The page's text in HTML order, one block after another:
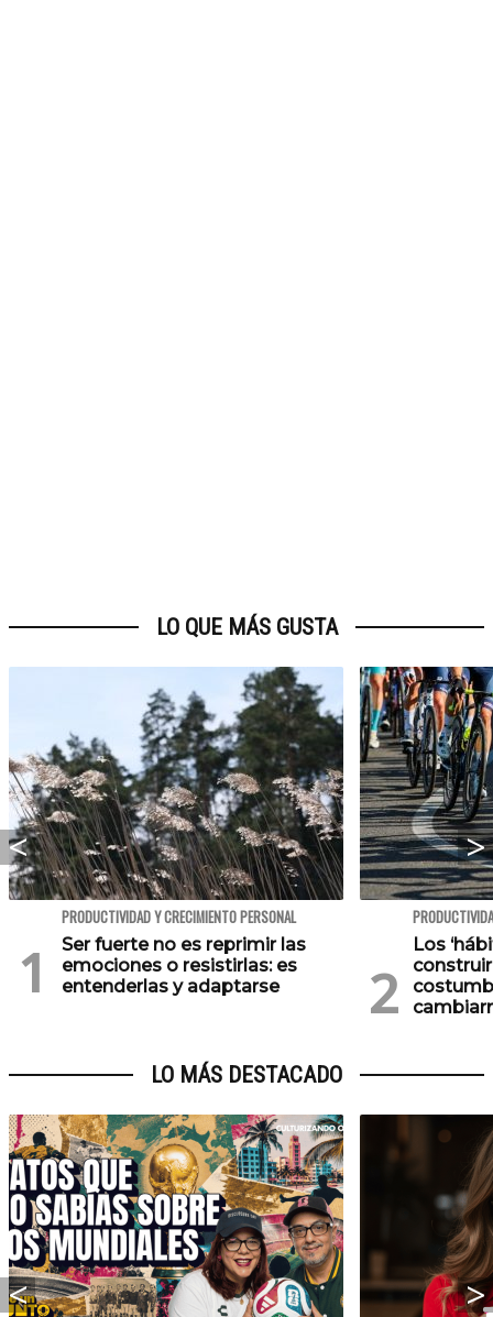
LO QUE MÁS GUSTA
PRODUCTIVIDAD Y CRECIMIENTO PERSONAL
Ser fuerte no es reprimir las
emociones o resistirlas: es
entenderlas y adaptarse
Los
LO MÁS DESTACADO